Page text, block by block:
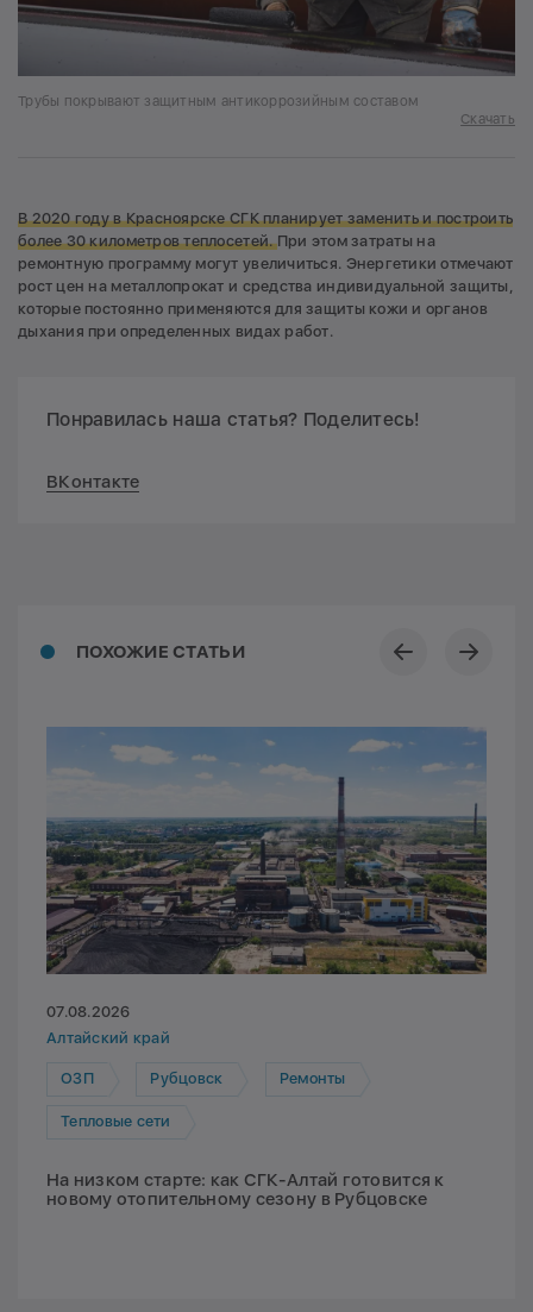
Трубы покрывают защитным антикоррозийным составом
Скачать
В 2020 году в Красноярске СГК планирует заменить и построить
более 30 километров теплосетей.При этом затраты на
ремонтную программу могут увеличиться. Энергетики отмечают
рост цен на металлопрокат и средства индивидуальной защиты,
которые постоянно применяются для защиты кожи и органов
дыхания при определенных видах работ.
Понравилась наша статья? Поделитесь!
ВКонтакте
ПОХОЖИЕ СТАТЬИ
07.08.2026
Алтайский край
ОЗП Рубцовск Ремонты
Тепловые сети
На низком старте: как СГК-Алтай готовится к
новому отопительному сезону в Рубцовске